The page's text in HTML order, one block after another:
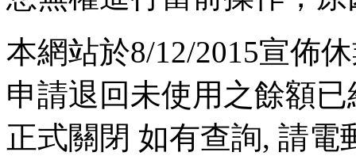
本網站於8/12/2015宣佈
申請退回未使用之餘額
正式關閉 如有查詢, 請電